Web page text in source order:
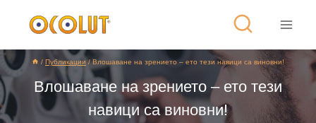
/ Публикации / Влошаване на зрението – ето тези навици са виновни!
Влошаване на зрението – ето тези
навици са виновни!